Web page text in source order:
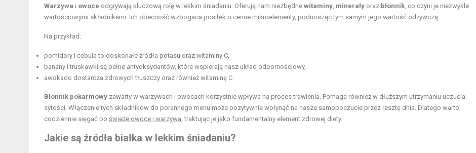
Warzywa i owoce odgrywają kluczową rolę w lekkim śniadaniu. Oferują nam niezbędne witaminy, minerały oraz błonnik, co czyni je niezwykle
wartościowymi składnikami. Ich obecność wzbogaca posiłek o cenne mikroelementy, podnosząc tym samym jego wartość odżywczą.
Na przykład:
pomidory i cebula to doskonałe źródła potasu oraz witaminy C,
banany i truskawki są pełne antyoksydantów, które wspierają nasz układ odpornościowy,
awokado dostarcza zdrowych tłuszczy oraz również witaminę C.
Błonnik pokarmowy zawarty w warzywach i owocach korzystnie wpływa na proces trawienia. Pomaga również w dłuższym utrzymaniu uczucia
sytości. Włączenie tych składników do porannego menu może pozytywnie wpłynąć na nasze samopoczucie przez resztę dnia. Dlatego warto
codziennie sięgać po świeże owoce i warzywa, traktując je jako fundamentalny element zdrowej diety.
Jakie są źródła białka w lekkim śniadaniu?